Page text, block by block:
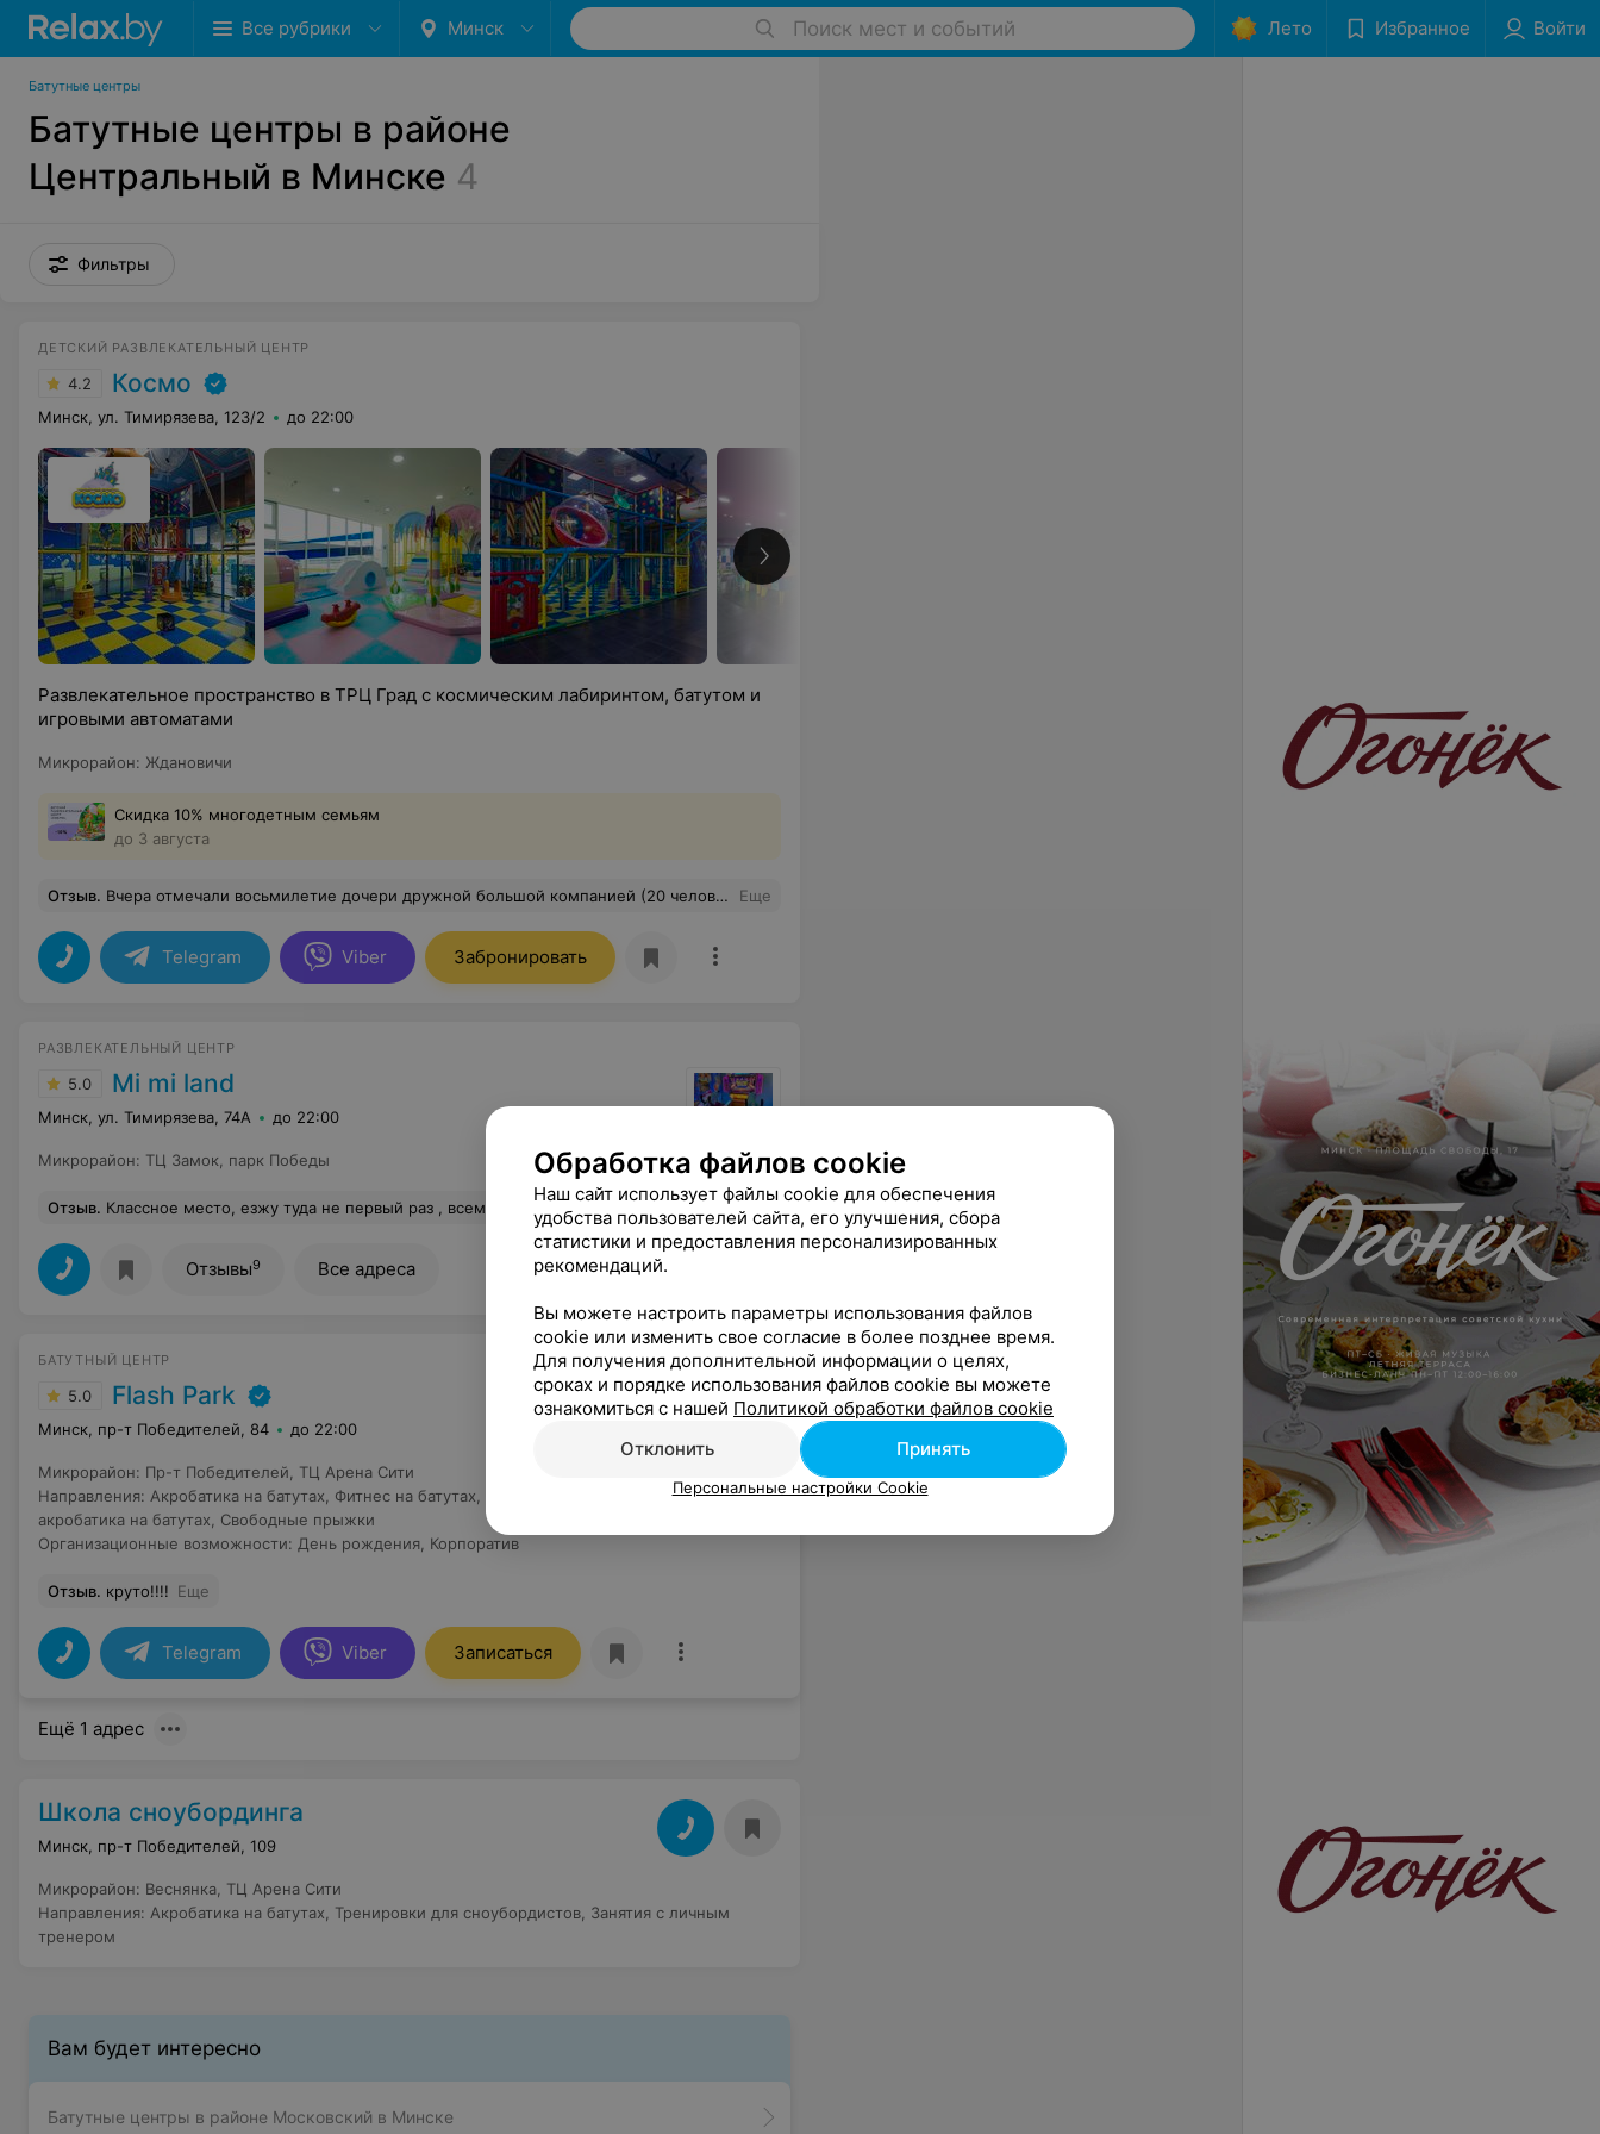
Все рубрики Минск Поиск мест и событий Лето Избранное Войти
Батутные центры
Батутные центры в районе
Центральный в Минске 4
Фильтры
ДЕТСКИЙ РАЗВЛЕКАТЕЛЬНЫЙ ЦЕНТР
4.2 Космо
Минск, ул. Тимирязева, 123/2 до 22:00
Развлекательное пространство в ТРЦ Град с космическим лабиринтом, батутом и
игровыми автоматами
Микрорайон: Ждановичи
Скидка 10% многодетным семьям
до 3 августа
Отзыв. Вчера отмечали восьмилетие дочери дружной большой компанией (20 человек). От всех нас хотели бы выразить огромную благодарность администраторам центра за их очень теплый прием и великолепное обслуживание!!! Абсолютно у всех было такое ощущение, будто мы к себе домой сходили)) Объективно из плюсов отмечу огромный лабиринт, отдельную прекрасную зону для малышей отличную анимационную программу, вкусную кухню. Абсолютно все мои предпочтения были учтены, вплоть до цвета столиков и стульчиков)) В соседнем помещении находится боулинг, куда мы также наведались, поиграли и взрослые и дети)) Наверху имеется бильярд. Хочу отметить, что в центре сравнительно немного детей, что лично для нас было плюсом - просторно и свободно, и не очень жарко в сравнению с остальными центрами Еще раз огромнейшее спасибо "Космо" за незабываемый день, который мы в нем провели!!! Еще
Telegram Viber Забронировать
РАЗВЛЕКАТЕЛЬНЫЙ ЦЕНТР
5.0 Mi mi land
Минск, ул. Тимирязева, 74А до 22:00
Микрорайон: ТЦ Замок парк Победы
Отзыв. Классное место, езжу туда не первый раз , всем советую провести там свободный день, и попытать там свою удачу Еще
Отзывы9 Все адреса
БАТУТНЫЙ ЦЕНТР
5.0 Flash Park
Минск, пр-т Победителей, 84 до 22:00
Микрорайон: Пр-т Победителей
ТЦ Арена Сити
Направления: Акробатика на батутах Фитнес на батутах Занятия с личным тренером,Детская
акробатика на батутах
Свободные прыжки
Организационные возможности: День рождения Корпоратив
Отзыв. круто!!!! Еще
Telegram Viber Записаться
Ещё 1 адрес
Школа сноубординга
Минск, пр-т Победителей, 109
Микрорайон: Веснянка ТЦ Арена Сити
Направления: Акробатика на батутах Тренировки для сноубордистов Занятия с личным
тренером
Вам будет интересно
Батутные центры в районе Московский в Минске
Обработка файлов cookie
Наш сайт использует файлы cookie для обеспечения
удобства пользователей сайта, его улучшения, сбора
статистики и предоставления персонализированных
рекомендаций.
Вы можете настроить параметры использования файлов
cookie или изменить свое согласие в более позднее время.
Для получения дополнительной информации о целях,
сроках и порядке использования файлов cookie вы можете
ознакомиться с нашей Политикой обработки файлов cookie
Отклонить
Принять
Персональные настройки Cookie